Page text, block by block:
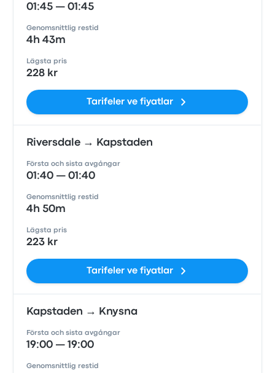
01:45 — 01:45
Genomsnittlig restid
4h 43m
Lägsta pris
228 kr
Tarifeler ve fiyatlar
Riversdale → Kapstaden
Första och sista avgångar
01:40 — 01:40
Genomsnittlig restid
4h 50m
Lägsta pris
223 kr
Tarifeler ve fiyatlar
Kapstaden → Knysna
Första och sista avgångar
19:00 — 19:00
Genomsnittlig restid